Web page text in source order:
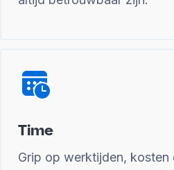
Time
Grip op werktijden, kosten